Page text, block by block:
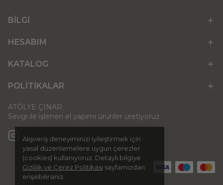
Alışveriş deneyiminizi iyileştirmek için
yasal düzenlemelere uygun çerezler
(cookies) kullanıyoruz. Detaylı bilgiye
Gizlilik ve Çerez Politikası sayfamızdan
erişebilirsiniz.
BİLGİ
HESABIM
KATALOG
POLİTİKALAR
ATÖLYE ÇINAR
Sevgi ile işlenen el yapımı ürünler üretiyoruz.